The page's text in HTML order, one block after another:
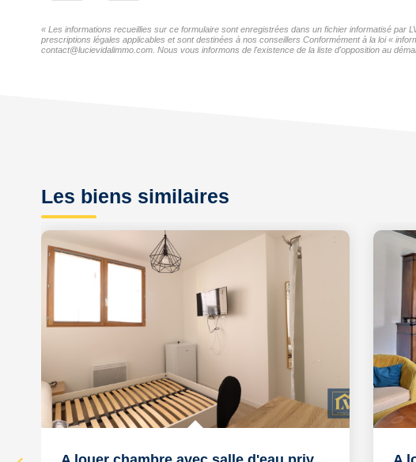
« Les informations recueillies sur ce formulaire sont enregistrées dans un fichier informatisé
prescriptions légales applicables et sont destinées à nos conseillers Conformément à la loi «
contact@lucievidalimmo.com. Nous vous informons de l'existence de la liste d'opposition au
Les biens similaires